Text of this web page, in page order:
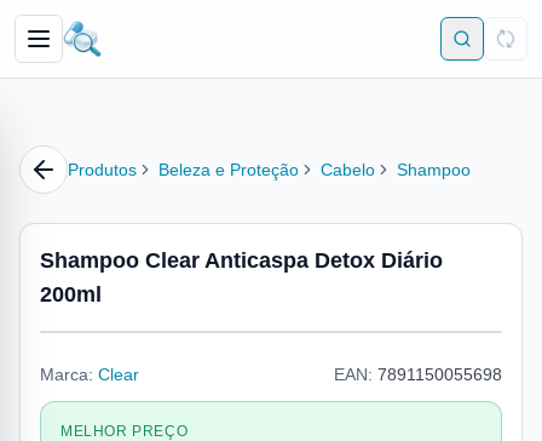
Produtos Beleza e Proteção Cabelo Shampoo
Shampoo Clear Anticaspa Detox Diário
200ml
Marca: Clear EAN: 7891150055698
MELHOR PREÇO